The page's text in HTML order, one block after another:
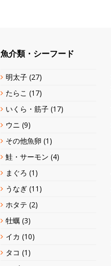
魚介類・シーフード
明太子 (27)
たらこ (17)
いくら・筋子 (17)
ウニ (9)
その他魚卵 (1)
鮭・サーモン (4)
まぐろ (1)
うなぎ (11)
ホタテ (2)
牡蠣 (3)
イカ (10)
タコ (1)